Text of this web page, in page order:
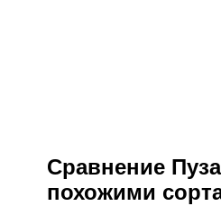
Сравнение
похожими